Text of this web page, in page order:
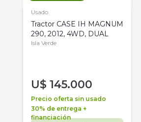
Usado
Tractor CASE IH MAGNUM
290, 2012, 4WD, DUAL
Isla Verde
U$ 145.000
Precio oferta sin usado
30% de entrega +
financiación